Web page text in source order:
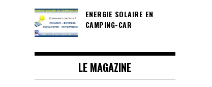
ENERGIE SOLAIRE EN
CAMPING-CAR
LE MAGAZINE